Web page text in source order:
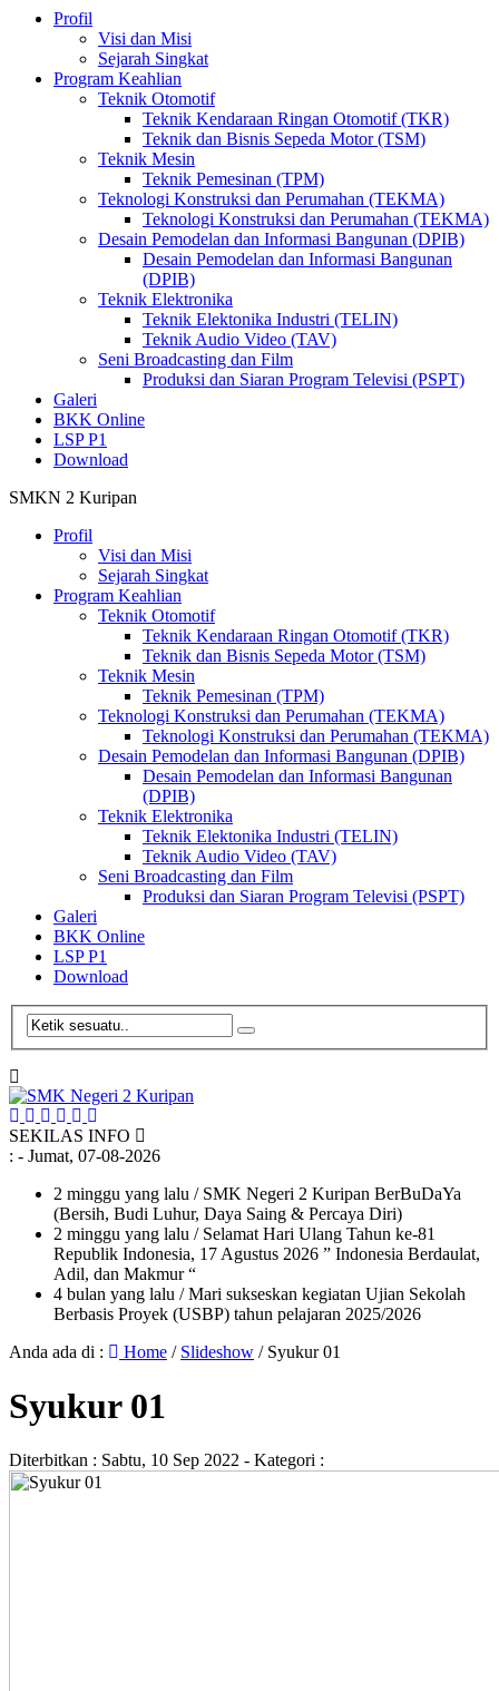
Profil
Visi dan Misi
Sejarah Singkat
Program Keahlian
Teknik Otomotif
Teknik Kendaraan Ringan Otomotif (TKR)
Teknik dan Bisnis Sepeda Motor (TSM)
Teknik Mesin
Teknik Pemesinan (TPM)
Teknologi Konstruksi dan Perumahan (TEKMA)
Teknologi Konstruksi dan Perumahan (TEKMA)
Desain Pemodelan dan Informasi Bangunan (DPIB)
Desain Pemodelan dan Informasi Bangunan
(DPIB)
Teknik Elektronika
Teknik Elektonika Industri (TELIN)
Teknik Audio Video (TAV)
Seni Broadcasting dan Film
Produksi dan Siaran Program Televisi (PSPT)
Galeri
BKK Online
LSP P1
Download
SMKN 2 Kuripan
Profil
Visi dan Misi
Sejarah Singkat
Program Keahlian
Teknik Otomotif
Teknik Kendaraan Ringan Otomotif (TKR)
Teknik dan Bisnis Sepeda Motor (TSM)
Teknik Mesin
Teknik Pemesinan (TPM)
Teknologi Konstruksi dan Perumahan (TEKMA)
Teknologi Konstruksi dan Perumahan (TEKMA)
Desain Pemodelan dan Informasi Bangunan (DPIB)
Desain Pemodelan dan Informasi Bangunan
(DPIB)
Teknik Elektronika
Teknik Elektonika Industri (TELIN)
Teknik Audio Video (TAV)
Seni Broadcasting dan Film
Produksi dan Siaran Program Televisi (PSPT)
Galeri
BKK Online
LSP P1
Download
SEKILAS INFO
: - Jumat, 07-08-2026
2 minggu yang lalu / SMK Negeri 2 Kuripan BerBuDaYa
(Bersih, Budi Luhur, Daya Saing & Percaya Diri)
2 minggu yang lalu / Selamat Hari Ulang Tahun ke-81
Republik Indonesia, 17 Agustus 2026 ” Indonesia Berdaulat,
Adil, dan Makmur “
4 bulan yang lalu / Mari sukseskan kegiatan Ujian Sekolah
Berbasis Proyek (USBP) tahun pelajaran 2025/2026
Anda ada di :
Home / Slideshow / Syukur 01
Syukur 01
Diterbitkan : Sabtu, 10 Sep 2022 - Kategori :